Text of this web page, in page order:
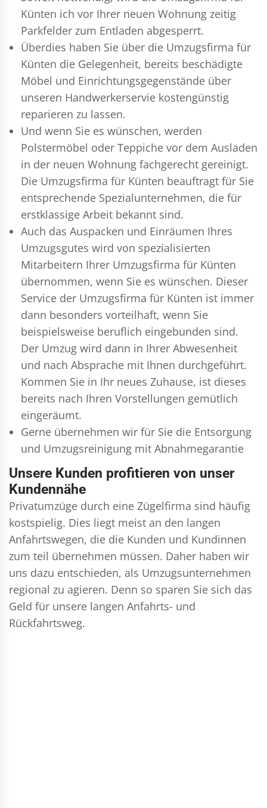
Künten ich vor Ihrer neuen Wohnung zeitig
Parkfelder zum Entladen abgesperrt.
Überdies haben Sie über die Umzugsfirma für
Künten die Gelegenheit, bereits beschädigte
Möbel und Einrichtungsgegenstände über
unseren Handwerkerservie kostengünstig
reparieren zu lassen.
Und wenn Sie es wünschen, werden
Polstermöbel oder Teppiche vor dem Ausladen
in der neuen Wohnung fachgerecht gereinigt.
Die Umzugsfirma für Künten beauftragt für Sie
entsprechende Spezialunternehmen, die für
erstklassige Arbeit bekannt sind.
Auch das Auspacken und Einräumen Ihres
Umzugsgutes wird von spezialisierten
Mitarbeitern Ihrer Umzugsfirma für Künten
übernommen, wenn Sie es wünschen. Dieser
Service der Umzugsfirma für Künten ist immer
dann besonders vorteilhaft, wenn Sie
beispielsweise beruflich eingebunden sind.
Der Umzug wird dann in Ihrer Abwesenheit
und nach Absprache mit Ihnen durchgeführt.
Kommen Sie in Ihr neues Zuhause, ist dieses
bereits nach Ihren Vorstellungen gemütlich
eingeräumt.
Gerne übernehmen wir für Sie die Entsorgung
und Umzugsreinigung mit Abnahmegarantie
Unsere Kunden profitieren von unser
Kundennähe
Privatumzüge durch eine Zügelfirma sind häufig
kostspielig. Dies liegt meist an den langen
Anfahrtswegen, die die Kunden und Kundinnen
zum teil übernehmen müssen. Daher haben wir
uns dazu entschieden, als Umzugsunternehmen
regional zu agieren. Denn so sparen Sie sich das
Geld für unsere langen Anfahrts- und
Rückfahrtsweg.